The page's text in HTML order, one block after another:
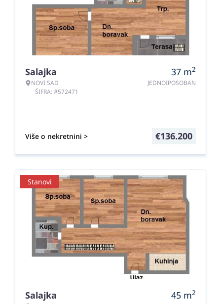
Salajka
NOVI SAD
ŠIFRA: #572471
37 m2
JEDNOIPOSOBAN
Više o nekretnini > €136.200
Stanovi
Salajka 45 m2